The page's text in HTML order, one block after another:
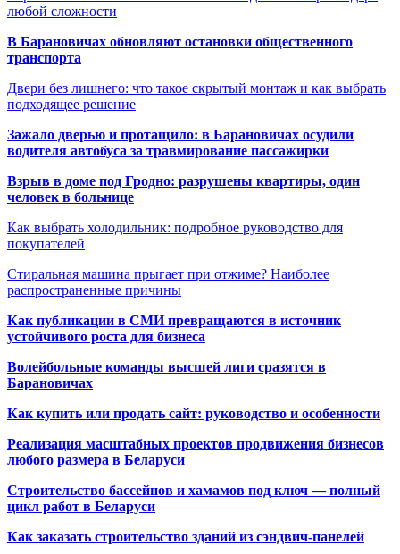
любой сложности
В Барановичах обновляют остановки общественного
транспорта
Двери без лишнего: что такое скрытый монтаж и как выбрать
подходящее решение
Зажало дверью и протащило: в Барановичах осудили
водителя автобуса за травмирование пассажирки
Взрыв в доме под Гродно: разрушены квартиры, один
человек в больнице
Как выбрать холодильник: подробное руководство для
покупателей
Стиральная машина прыгает при отжиме? Наиболее
распространенные причины
Как публикации в СМИ превращаются в источник
устойчивого роста для бизнеса
Волейбольные команды высшей лиги сразятся в
Барановичах
Как купить или продать сайт: руководство и особенности
Реализация масштабных проектов продвижения бизнесов
любого размера в Беларуси
Строительство бассейнов и хамамов под ключ — полный
цикл работ в Беларуси
Как заказать строительство зданий из сэндвич-панелей